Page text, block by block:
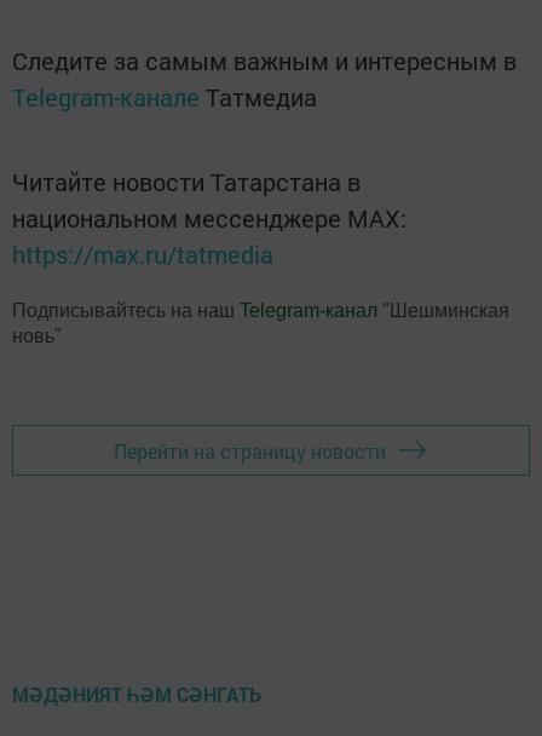
Следите за самым важным и интересным в
Telegram-канале Татмедиа
Читайте новости Татарстана в
национальном мессенджере MАХ:
https://max.ru/tatmedia
Подписывайтесь на наш Telegram-канал "Шешминская
новь"
Перейти на страницу новости
МӘДӘНИЯТ ҺӘМ СӘНГАТЬ